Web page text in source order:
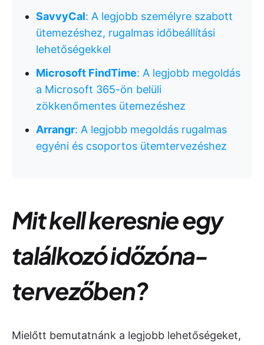
SavvyCal: A legjobb személyre szabott
ütemezéshez, rugalmas időbeállítási
lehetőségekkel
Microsoft FindTime: A legjobb megoldás
a Microsoft 365-ön belüli
zökkenőmentes ütemezéshez
Arrangr: A legjobb megoldás rugalmas
egyéni és csoportos ütemtervezéshez
Mit kell keresnie egy
találkozó időzóna-
tervezőben?
Mielőtt bemutatnánk a legjobb lehetőségeket,